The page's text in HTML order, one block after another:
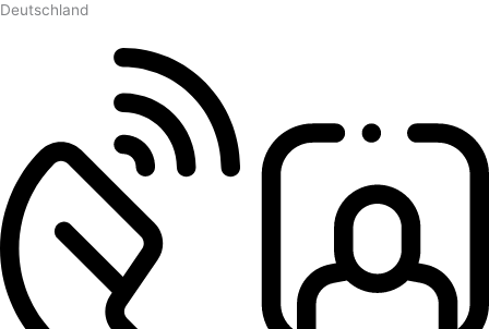
Deutschland